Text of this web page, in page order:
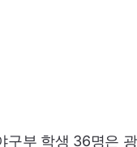
구부 학생 36명은